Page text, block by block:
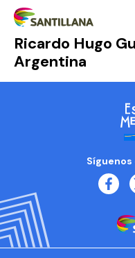
Ricardo Hugo
Argentina